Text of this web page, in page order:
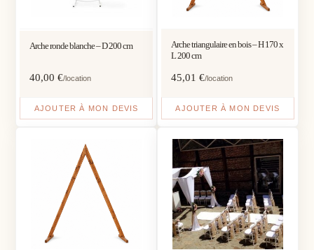
Arche ronde blanche – D 200 cm
40,00€/location
AJOUTER À MON DEVIS
Arche triangulaire en bois – H 170 x
L 200 cm
45,01 €/location
AJOUTER À MON DEVIS